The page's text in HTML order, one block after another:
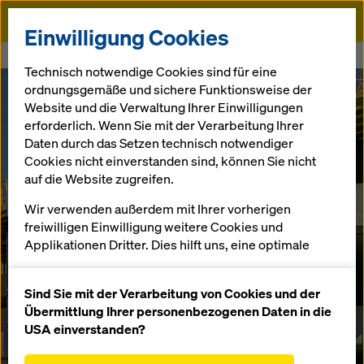
Doka
Greencity Graz
Einwilligung Cookies
Technisch notwendige Cookies sind für eine
ordnungsgemäße und sichere Funktionsweise der
Website und die Verwaltung Ihrer Einwilligungen
erforderlich. Wenn Sie mit der Verarbeitung Ihrer
Daten durch das Setzen technisch notwendiger
Cookies nicht einverstanden sind, können Sie nicht
auf die Website zugreifen.
Wir verwenden außerdem mit Ihrer vorherigen
freiwilligen Einwilligung weitere Cookies und
Applikationen Dritter. Dies hilft uns, eine optimale
die Funktionalität unserer Website ständig zu
verbessern (Funktionale und Statistik Cookies),
Sind Sie mit der Verarbeitung von Cookies und der
Übermittlung Ihrer personenbezogenen Daten in die
USA einverstanden?